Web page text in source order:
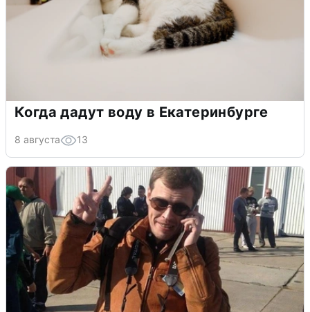
Когда дадут воду в Екатеринбурге
8 августа 13